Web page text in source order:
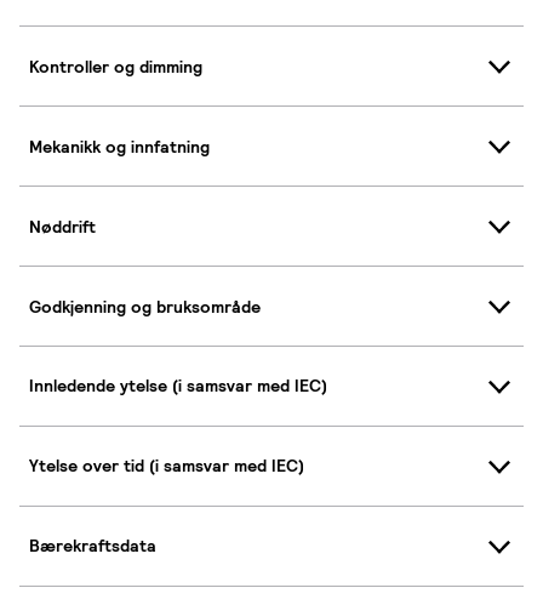
Kontroller og dimming
Mekanikk og innfatning
Nøddrift
Godkjenning og bruksområde
Innledende ytelse (i samsvar med IEC)
Ytelse over tid (i samsvar med IEC)
Bærekraftsdata